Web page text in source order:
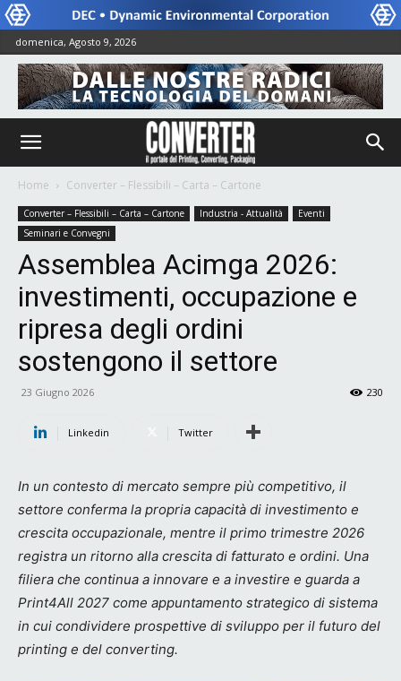
domenica, Agosto 9, 2026
Home Converter – Flessibili – Carta – Cartone
Converter – Flessibili – Carta – Cartone Industria - Attualità
Eventi
Seminari e Convegni
Assemblea Acimga 2026:
investimenti, occupazione e
ripresa degli ordini
sostengono il settore
23 Giugno 2026 230
Linkedin Twitter
In un contesto di mercato sempre più competitivo, il
settore conferma la propria capacità di investimento e
crescita occupazionale, mentre il primo trimestre 2026
registra un ritorno alla crescita di fatturato e ordini. Una
filiera che continua a innovare e a investire e guarda a
Print4All 2027 come appuntamento strategico di sistema
in cui condividere prospettive di sviluppo per il futuro del
printing e del converting.